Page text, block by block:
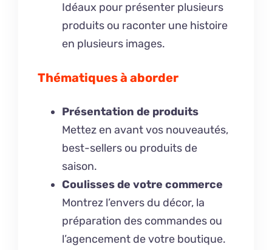
Idéaux pour présenter plusieurs
produits ou raconter une histoire
en plusieurs images.
Thématiques à aborder
Présentation de produits
Mettez en avant vos nouveautés,
best-sellers ou produits de
saison.
Coulisses de votre commerce
Montrez l’envers du décor, la
préparation des commandes ou
l’agencement de votre boutique.